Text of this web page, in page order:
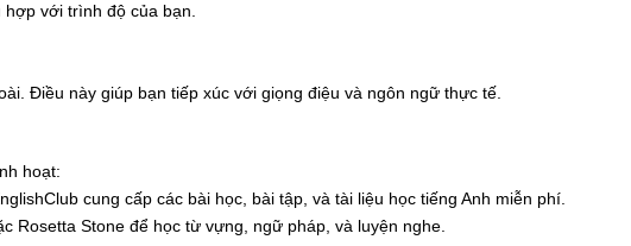
với trình độ của bạn.
Điều này giúp bạn tiếp xúc với giọng điệu và ngôn ngữ thực tế.
hoạt:
cung cấp các bài học, bài tập, và tài liệu học tiếng Anh miễn phí.
Rosetta Stone để học từ vựng, ngữ pháp, và luyện nghe.